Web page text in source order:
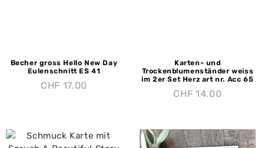
Becher gross Hello New Day
Eulenschnitt ES 41
CHF 17.00
Karten- und
Trockenblumenständer weiss
im 2er Set Herz art nr. Acc 65
CHF 14.00